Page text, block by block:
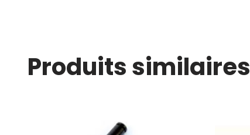
Produits similaires